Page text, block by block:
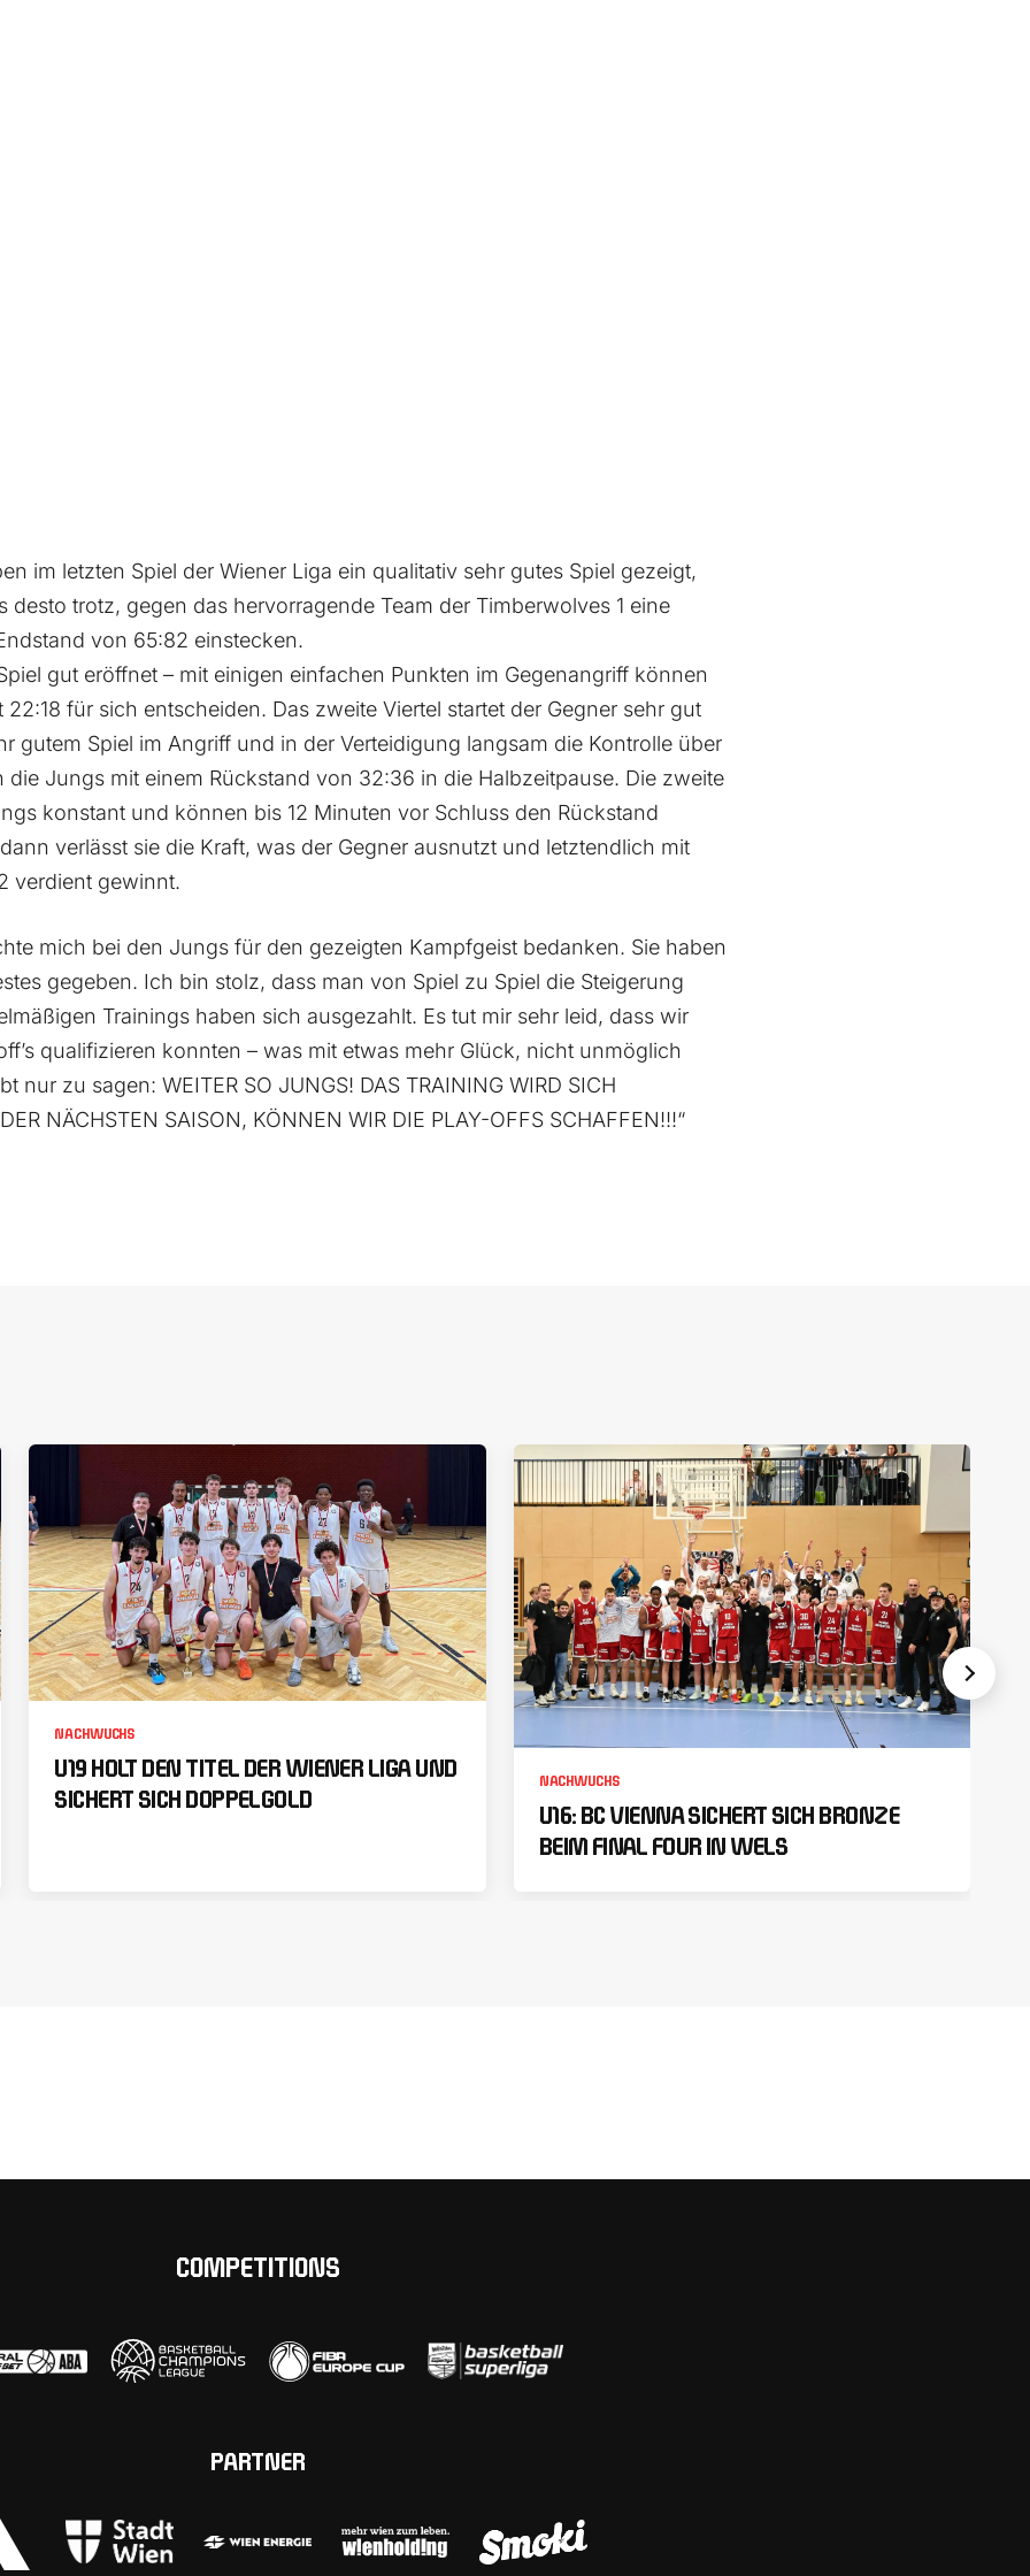
im letzten Spiel der Wiener Liga ein qualitativ sehr gutes Spiel gezeigt,
desto trotz, gegen das hervorragende Team der Timberwolves 1 eine
von 65:82 einstecken.
gut eröffnet – mit einigen einfachen Punkten im Gegenangriff können
22:18 für sich entscheiden. Das zweite Viertel startet der Gegner sehr gut
gutem Spiel im Angriff und in der Verteidigung langsam die Kontrolle über
die Jungs mit einem Rückstand von 32:36 in die Halbzeitpause. Die zweite
konstant und können bis 12 Minuten vor Schluss den Rückstand
verlässt sie die Kraft, was der Gegner ausnutzt und letztendlich mit
verdient gewinnt.
mich bei den Jungs für den gezeigten Kampfgeist bedanken. Sie haben
gegeben. Ich bin stolz, dass man von Spiel zu Spiel die Steigerung
Trainings haben sich ausgezahlt. Es tut mir sehr leid, dass wir
qualifizieren konnten – was mit etwas mehr Glück, nicht unmöglich
nur zu sagen: WEITER SO JUNGS! DAS TRAINING WIRD SICH
NÄCHSTEN SAISON, KÖNNEN WIR DIE PLAY-OFFS SCHAFFEN!!!“
NACHWUCHS
U19 HOLT DEN TITEL DER WIENER LIGA UND
SICHERT SICH DOPPELGOLD
NACHWUCHS
U16: BC VIENNA SICHERT SICH BRONZE
BEIM FINAL FOUR IN WELS
COMPETITIONS
PARTNER